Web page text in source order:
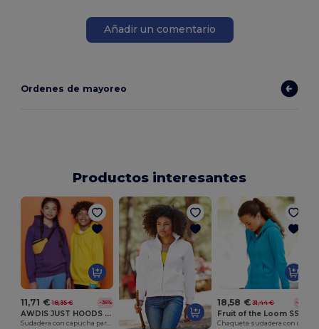
Añadir un comentario
Ordenes de mayoreo
Productos interesantes
11,71 € 18,35 € -36%
AWDIS JUST HOODS JH01J
18,58 € 31,44 € -41%